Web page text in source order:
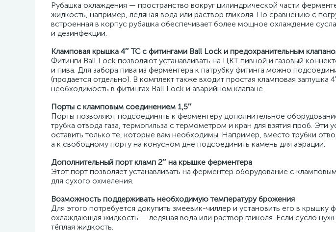
Рубашка охлаждения — пространство вокруг цилиндрической части
жидкость, например, ледяная вода или раствор гликоля. По сравнению с
встроенная в корпус рубашка обеспечивает более мощное охлаждение
и дезинфекции.
Кламповая крышка 4″ TC с фитингами Ball Lock и предохранительным
Фитинги Ball Lock позволяют устанавливать на ЦКТ пивной и газовый
и пива. Для забора пива из ферментера к патрубку фитинга можно
(продается отдельно). В комплект также входит простая кламповая заглушка
необходимость в фитингах Ball Lock и аварийном клапане.
Порты с кламповым соединением 1,5″
Порты позволяют подсоединять к ферментеру дополнительное
трубка отвода газа, термогильза с термометром и кран для взятия проб. Эти
оставить только те, которые вам необходимы. Например, вместо трубки
а к свободному порту на конусном дне подсоединить камень для аэрации.
Дополнительный порт кламп 2″ на крышке ферментера
Этот порт позволяет устанавливать на ферментер оборудование с
для сухого охмеления.
Возможность поддерживать необходимую температуру брожения
Для этого потребуется докупить змеевик-чиллер и установить его в крышку
охлаждающая жидкость — ледяная вода или раствор гликоля. Если сусло
тёплая жидкость.